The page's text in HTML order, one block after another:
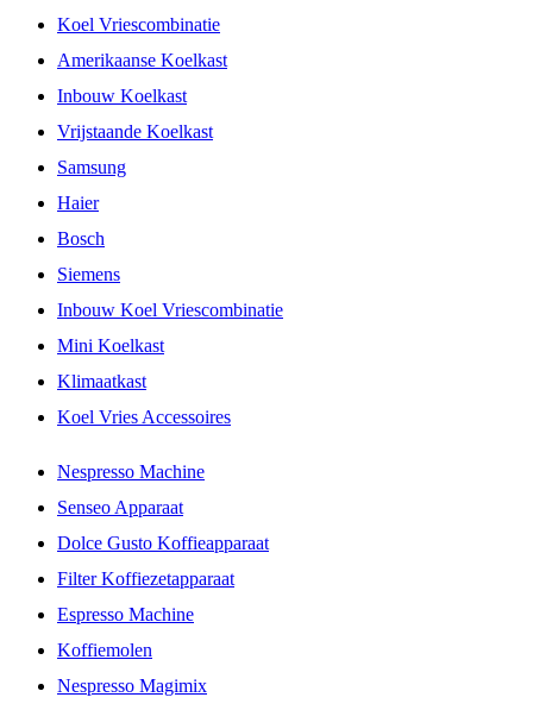
Koel Vriescombinatie
Amerikaanse Koelkast
Inbouw Koelkast
Vrijstaande Koelkast
Samsung
Haier
Bosch
Siemens
Inbouw Koel Vriescombinatie
Mini Koelkast
Klimaatkast
Koel Vries Accessoires
Nespresso Machine
Senseo Apparaat
Dolce Gusto Koffieapparaat
Filter Koffiezetapparaat
Espresso Machine
Koffiemolen
Nespresso Magimix